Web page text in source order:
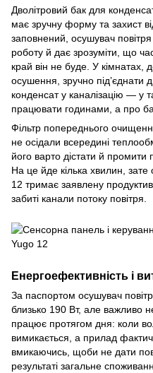
Дволітровий бак для
має зручну форму та захист
заповнений, осушувач
роботу й дає зрозуміти, що
край він не буде. У кімнатах,
осушення, зручно під’єднати
конденсат у каналізацію — у
працювати годинами, а про
Фільтр попереднього
не осідали всередині
його варто дістати й
На це йде кілька хвилин,
12 тримає заявлену
забиті канали потоку повітря.
Енергоефективність і
За паспортом осушувач
близько 190 Вт, але важливо
працює протягом дня: коли
вимикається, а прилад
вмикаючись, щоби не дати
результаті загальне